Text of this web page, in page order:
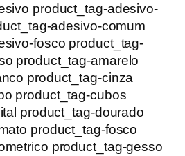
product_tag-adesivo-
adesivo-comum
fosco product_tag-
product_tag-amarelo
product_tag-cinza
product_tag-cubos
product_tag-dourado
product_tag-fosco
product_tag-gesso